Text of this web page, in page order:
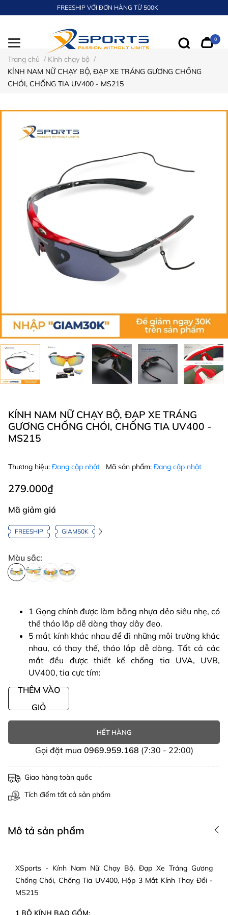
FREESHIP VỚI ĐƠN HÀNG TỪ 500K
0
Trang chủ / Kính chạy bộ /
KÍNH NAM NỮ CHẠY BỘ, ĐẠP XE TRÁNG GƯƠNG CHỐNG
CHÓI, CHỐNG TIA UV400 - MS215
KÍNH NAM NỮ CHẠY BỘ, ĐẠP XE TRÁNG
GƯƠNG CHỐNG CHÓI, CHỐNG TIA UV400 -
MS215
Thương hiệu: Đang cập nhật Mã sản phẩm: Đang cập nhật
279.000₫
Mã giảm giá
FREESHIP GIAM50K
Màu sắc:
1 Gọng chính được làm bằng nhựa dẻo siêu nhẹ, có
thể tháo lắp dễ dàng thay dây đeo.
5 mắt kính khác nhau để đi những môi trường khác
nhau, có thay thế, tháo lắp dễ dàng. Tất cả các
mắt đều được thiết kế chống tia UVA, UVB,
UV400, tia cực tím:
THÊM VÀO
GIỎ
HẾT HÀNG
Gọi đặt mua 0969.959.168 (7:30 - 22:00)
Giao hàng toàn quốc
Tích điểm tất cả sản phẩm
Mô tả sản phẩm
XSports - Kính Nam Nữ Chạy Bộ, Đạp Xe Tráng Gương
Chống Chói, Chống Tia UV400, Hộp 3 Mắt Kính Thay Đổi -
MS215
1 BỘ KÍNH BAO GỒM: